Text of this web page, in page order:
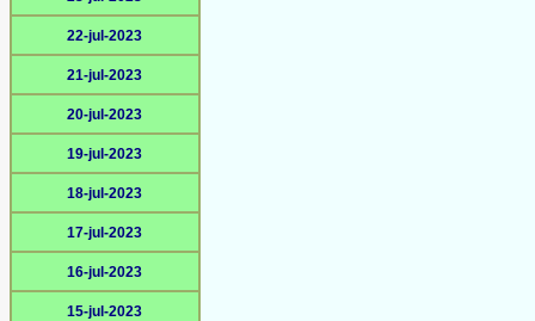
22-jul-2023
21-jul-2023
20-jul-2023
19-jul-2023
18-jul-2023
17-jul-2023
16-jul-2023
15-jul-2023